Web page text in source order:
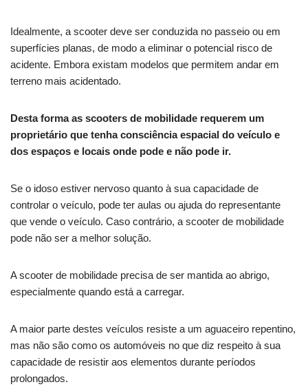
Idealmente, a scooter deve ser conduzida no passeio ou em
superfícies planas, de modo a eliminar o potencial risco de
acidente. Embora existam modelos que permitem andar em
terreno mais acidentado.
Desta forma as scooters de mobilidade requerem um
proprietário que tenha consciência espacial do veículo e
dos espaços e locais onde pode e não pode ir.
Se o idoso estiver nervoso quanto à sua capacidade de
controlar o veículo, pode ter aulas ou ajuda do representante
que vende o veículo. Caso contrário, a scooter de mobilidade
pode não ser a melhor solução.
A scooter de mobilidade precisa de ser mantida ao abrigo,
especialmente quando está a carregar.
A maior parte destes veículos resiste a um aguaceiro repentino,
mas não são como os automóveis no que diz respeito à sua
capacidade de resistir aos elementos durante períodos
prolongados.